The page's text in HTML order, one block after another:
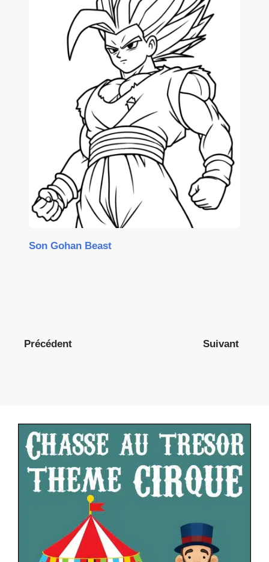
Son Gohan Beast
Précédent Suivant